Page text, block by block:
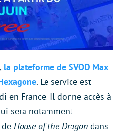
la plateforme de SVOD Max
. Le service est
en France. Il donne accès à
sera notamment
House of the Dragon dans